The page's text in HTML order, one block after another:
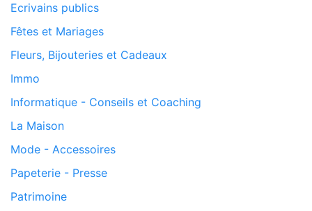
Ecrivains publics
Fêtes et Mariages
Fleurs, Bijouteries et Cadeaux
Immo
Informatique - Conseils et Coaching
La Maison
Mode - Accessoires
Papeterie - Presse
Patrimoine